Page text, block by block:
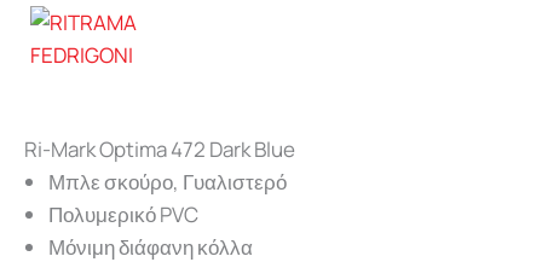
Ri-Mark Optima 472 Dark Blue
Μπλε σκούρο, Γυαλιστερό
Πολυμερικό PVC
Μόνιμη διάφανη κόλλα